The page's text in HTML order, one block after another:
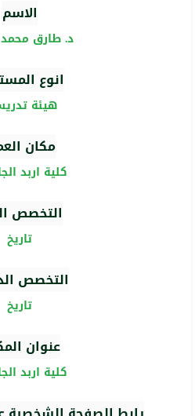
الاسم
د. طارق محمد
انوع
هيئة
مكان
كلية اربد
التخصص
تاريخ
التخصص
تاريخ
عنوان
كلية اربد